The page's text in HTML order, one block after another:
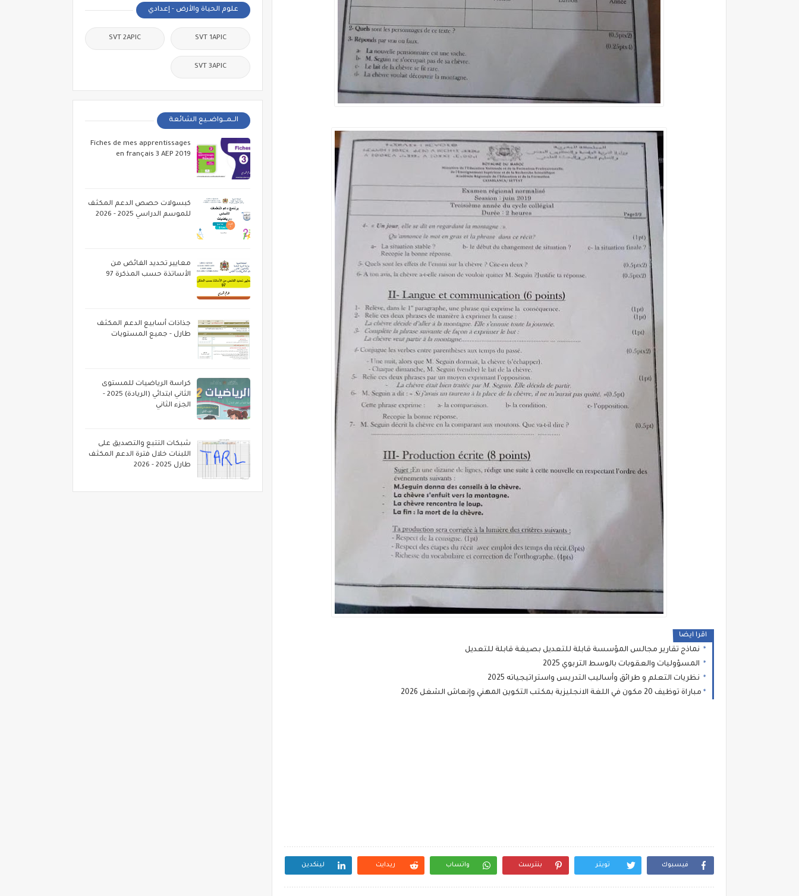
اقرا ايضا
نماذج تقارير مجالس المؤسسة قابلة للتعديل بصيغة قابلة للتعديل
المسؤوليات والعقوبات بالوسط التربوي 2025
نظريات التعلم و طرائق وأساليب التدريس واستراتيجياته 2025
مباراة توظيف 20 مكون في اللغة الانجليزية بمكتب التكوين المهني وإنعاش الشغل 2026
فيسبوك تويتر بنترست واتساب ريدايت لينكدين
علوم الحياة والأرض - إعدادي
SVT 1APIC
SVT 2APIC
SVT 3APIC
الــمـــواضــيع الشائعة
Fiches de mes apprentissages
en français 3 AEP 2019
كبسولات حصص الدعم المكثف
للموسم الدراسي 2025 - 2026
معايير تحديد الفائض من
الأساتذة حسب المذكرة 97
جذاذات أسابيع الدعم المكثف
طارل - جميع المستويات
كراسة الرياضيات للمستوى
الثاني ابتدائي (الريادة) 2025 -
الجزء الثاني
شبكات التتبع والتصديق على
اللبنات خلال فترة الدعم المكثف
طارل 2025 - 2026